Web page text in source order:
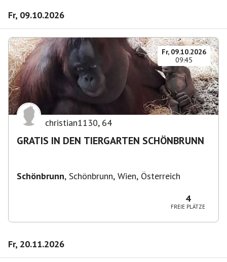
Fr, 09.10.2026
Fr, 09.10.2026
09:45
christian1130, 64
GRATIS IN DEN TIERGARTEN SCHÖNBRUNN
Schönbrunn, Schönbrunn, Wien, Österreich
4
FREIE PLÄTZE
Fr, 20.11.2026